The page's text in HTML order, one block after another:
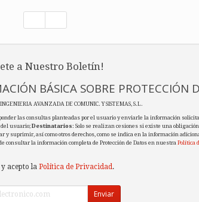
a Nuestro Boletín!
BÁSICA SOBRE PROTECCIÓN
AVANZADA DE COMUNIC. Y SISTEMAS, S.L.
las consultas planteadas por el usuario y enviarle la información
usuario;Destinatarios: Solo se realizan cesiones si existe una
y suprimir, así como otros derechos, como se indica en la información
consultar la información completa de Protección de Datos en nuestra Política
acepto la Política de Privacidad.
Enviar